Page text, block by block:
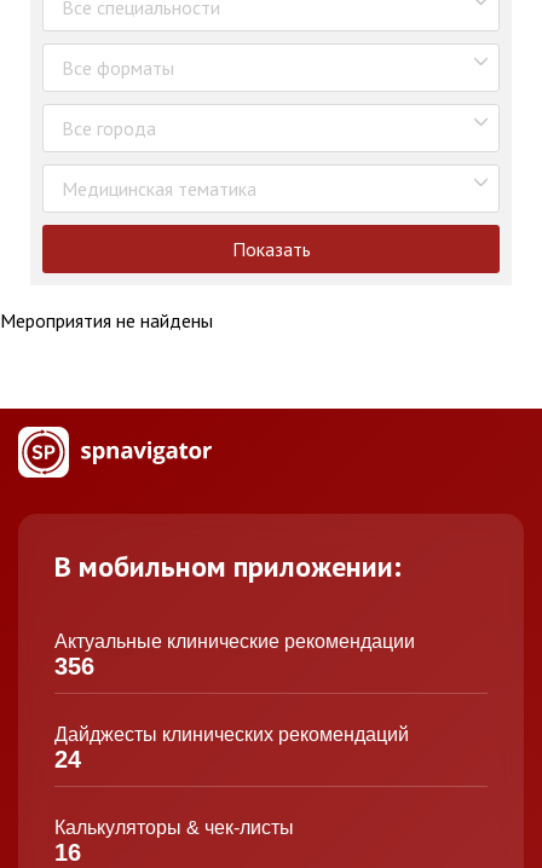
Все специальности
Все форматы
Все города
Медицинская тематика
Показать
Мероприятия не найдены
В мобильном приложении:
Актуальные клинические рекомендации
356
Дайджесты клинических рекомендаций
24
Калькуляторы & чек-листы
16